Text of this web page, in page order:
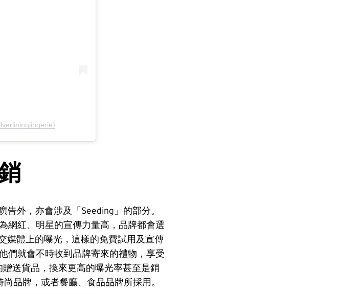
外，亦會涉及「Seeding」的部分。
網紅、明星的宣傳力量高，品牌都會選
媒體上的曝光，這樣的免費試用及宣傳
們就會不時收到品牌寄來的禮物，享受
送貨品，換來更高的曝光率甚至是銷
品牌，或者餐廳、食品品牌所採用。